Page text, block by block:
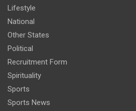
Lifestyle
National
Other States
Political
Recruitment Form
Spirituality
Sports
Sports News